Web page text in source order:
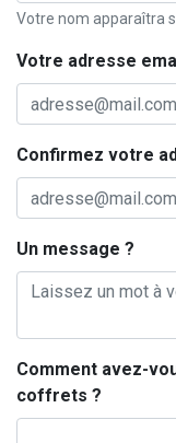
Votre nom apparaîtra
Votre adresse
Confirmez votre
Un message ?
Comment avez-
coffrets ?